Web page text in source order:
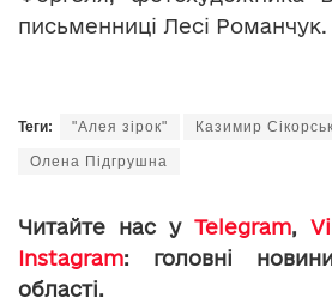
письменниці Лесі Романчук.
Теги: "Алея зірок" Казимир
Олена Підгрушна
Читайте нас у Telegram,
Instagram: головні
області.